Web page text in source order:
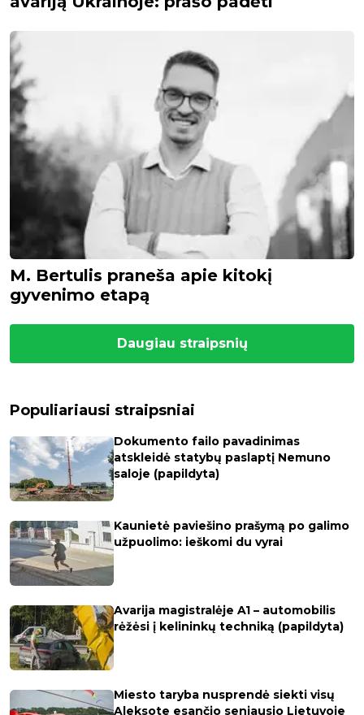
M. Bertulis praneša apie kitokį
gyvenimo etapą
Daugiau straipsnių
Populiariausi straipsniai
Dokumento failo pavadinimas
atskleidė statybų paslaptį Nemuno
saloje (papildyta)
Kaunietė paviešino prašymą po galimo
užpuolimo: ieškomi du vyrai
Avarija magistralėje A1 – automobilis
rėžėsi į kelininkų techniką (papildyta)
Miesto taryba nusprendė siekti visų
Aleksote esančio seniausio Lietuvoje